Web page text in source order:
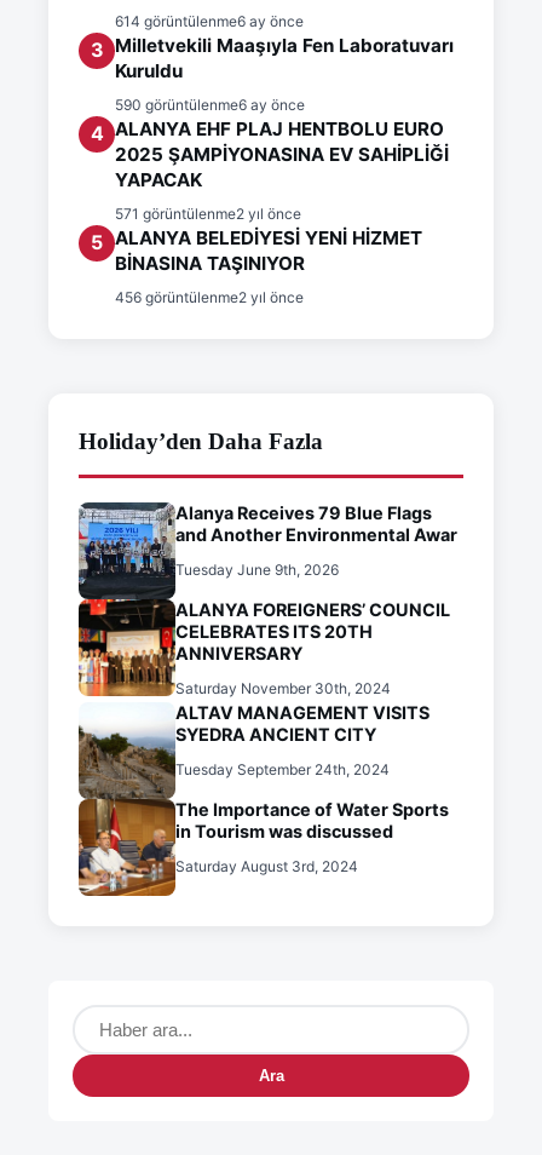
614 görüntülenme6 ay önce
3 Milletvekili Maaşıyla Fen Laboratuvarı
Kuruldu
590 görüntülenme6 ay önce
4 ALANYA EHF PLAJ HENTBOLU EURO
2025 ŞAMPİYONASINA EV SAHİPLİĞİ
YAPACAK
571 görüntülenme2 yıl önce
5 ALANYA BELEDİYESİ YENİ HİZMET
BİNASINA TAŞINIYOR
456 görüntülenme2 yıl önce
Holiday’den Daha Fazla
Alanya Receives 79 Blue Flags
and Another Environmental Awar
Tuesday June 9th, 2026
ALANYA FOREIGNERS’ COUNCIL
CELEBRATES ITS 20TH
ANNIVERSARY
Saturday November 30th, 2024
ALTAV MANAGEMENT VISITS
SYEDRA ANCIENT CITY
Tuesday September 24th, 2024
The Importance of Water Sports
in Tourism was discussed
Saturday August 3rd, 2024
Ara